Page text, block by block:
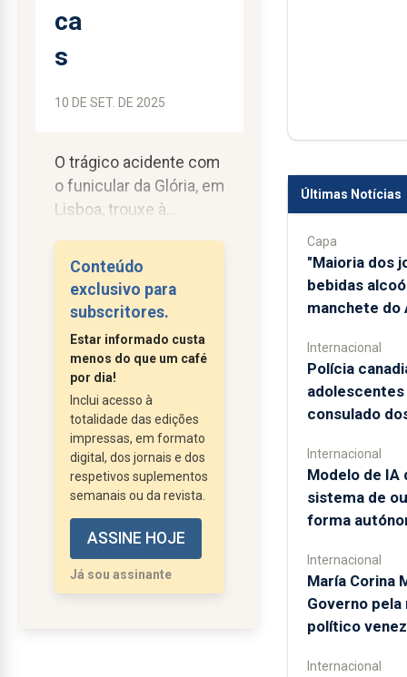
ca
s
10 DE SET. DE 2025
O trágico acidente com
o funicular da Glória, em
Lisboa, trouxe à
gestão desadequada e
obsoleta com que as
empresas públicas
infraestruturas.
Não temos uma cultura
de prevenção, pelo
contrário, cultivamos
muito o facilitismo e o
desenrascanço à
portuguesa.
Muitas vezes nem é
culpa dos gestores,
mas do próprio Estado
Conteúdo
exclusivo para
subscritores.
Estar informado custa
menos do que um café
por dia!
Inclui acesso à
totalidade das edições
impressas, em formato
digital, dos jornais e dos
respetivos suplementos
semanais ou da revista.
ASSINE HOJE
Já sou assinante
Últimas Notícias
Capa
"Maioria dos
bebidas
manchete do
Internacional
Polícia
consulado
Internacional
Modelo de IA
sistema de
forma
Internacional
María Corina
Governo
político
Internacional